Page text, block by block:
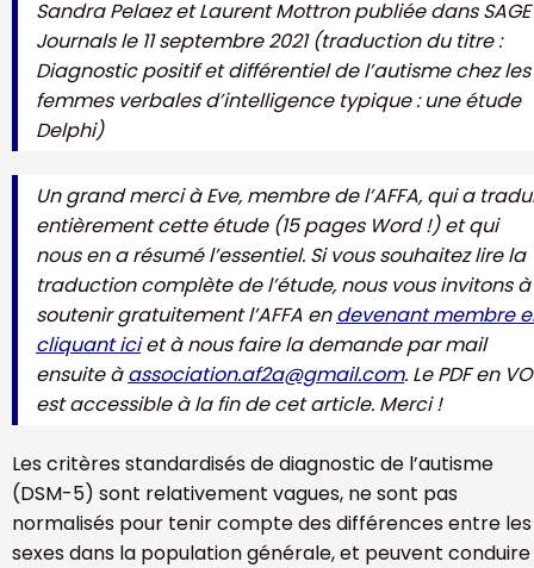
Sandra Pelaez et Laurent Mottron publiée dans SAGE
Journals le 11 septembre 2021 (traduction du titre :
Diagnostic positif et différentiel de l’autisme chez les
femmes verbales d’intelligence typique : une étude
Delphi)
Un grand merci à Eve, membre de l’AFFA, qui a
entièrement cette étude (15 pages Word !) et qui
nous en a résumé l’essentiel. Si vous souhaitez lire la
traduction complète de l’étude, nous vous invitons à
soutenir gratuitement l’AFFA endevenant membre
cliquant iciet à nous faire la demande par mail
ensuite àassociation.af2a@gmail.com. Le PDF en VO
est accessible à la fin de cet article. Merci !
Les critères standardisés de diagnostic de l’autisme
(DSM-5) sont relativement vagues, ne sont pas
normalisés pour tenir compte des différences entre les
sexes dans la population générale, et peuvent conduire